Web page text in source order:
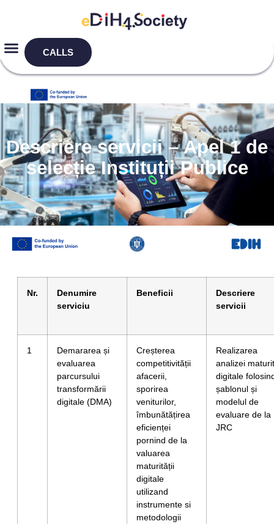
CALLS
Descriere servicii – Apel 1 de
selecție Instituții Publice
Nr.
Denumire
serviciu
Beneficii
Descriere
servicii
1
Demararea și
evaluarea
parcursului
transformării
digitale (DMA)
Creșterea
competitivității
afacerii,
sporirea
veniturilor,
îmbunătățirea
eficienței
pornind de la
valuarea
maturității
digitale
utilizand
instrumente si
metodologii
Realizarea
analizei
digitale
șablonul și
modelul de
evaluare de la
JRC